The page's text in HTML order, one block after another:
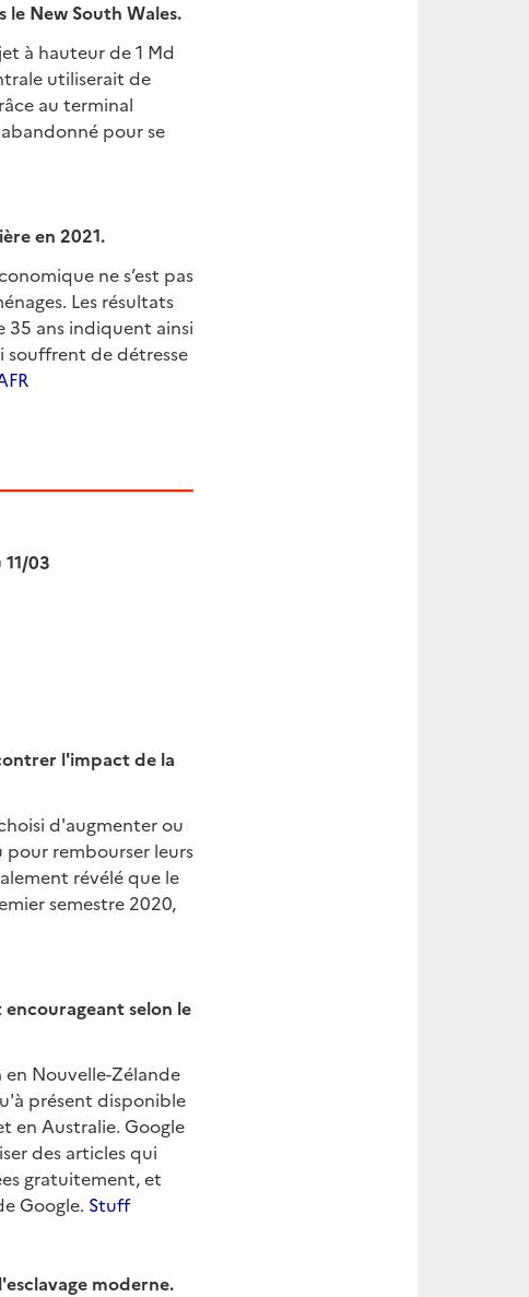
New South Wales.
à hauteur de 1 Md
utiliserait de
au terminal
pour se
en 2021.
ne s’est pas
Les résultats
35 ans indiquent ainsi
souffrent de détresse
03
l'impact de la
d'augmenter ou
rembourser leurs
révélé que le
semestre 2020,
selon le
Nouvelle-Zélande
présent disponible
en Australie. Google
des articles qui
gratuitement, et
Google. Stuff
moderne.